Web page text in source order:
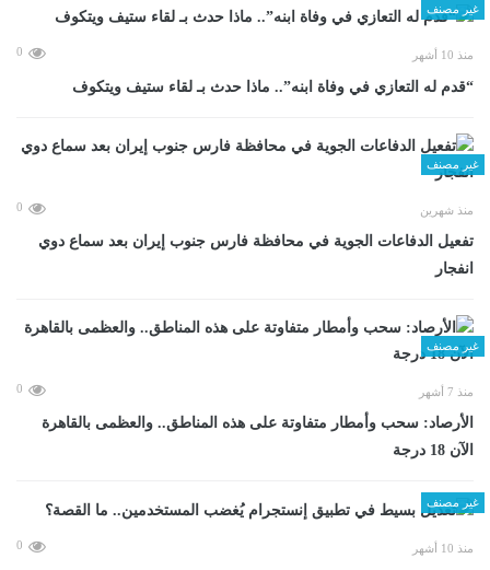
غير مصنف
منذ 10 أشهر 0
“قدم له التعازي في وفاة ابنه”.. ماذا حدث بـ لقاء ستيف ويتكوف
غير مصنف
منذ شهرين 0
تفعيل الدفاعات الجوية في محافظة فارس جنوب إيران بعد سماع دوي
انفجار
غير مصنف
منذ 7 أشهر 0
الأرصاد: سحب وأمطار متفاوتة على هذه المناطق.. والعظمى بالقاهرة
الآن 18 درجة
غير مصنف
منذ 10 أشهر 0